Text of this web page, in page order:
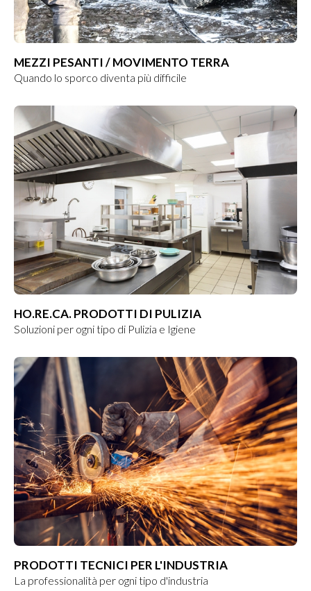
MEZZI PESANTI / MOVIMENTO TERRA
Quando lo sporco diventa più difficile
HO.RE.CA. PRODOTTI DI PULIZIA
Soluzioni per ogni tipo di Pulizia e Igiene
PRODOTTI TECNICI PER L'INDUSTRIA
La professionalità per ogni tipo d'industria